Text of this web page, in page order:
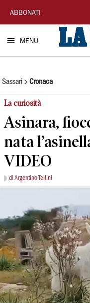
La
Nuova
Sardegna
ABBONATI
MENU
Sassari Cronaca
La curiosità
Asinara,
nata
VIDEO
di Argentino Tellini